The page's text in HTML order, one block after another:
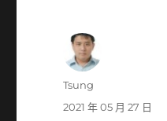
作
Tsung
發
2021 年 05 月 27 日